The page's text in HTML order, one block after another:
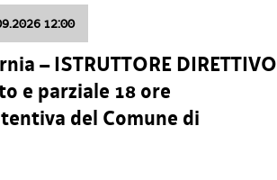
12:00
– ISTRUTTORE DIRETTIVO
e parziale 18 ore
del Comune di